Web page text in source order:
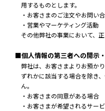
用するものとします。
・お客さまのご注文やお問い
・営業やマーケティング活動
その他弊社の事業において、
■個人情報の第三者への開示
弊社は、お客さまよりお預か
ずれかに該当する場合を除き
ん。
・お客さまの同意がある場合
・お客さまが希望されるサー